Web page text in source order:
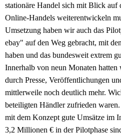
stationäre Handel sich mit Blick auf
Online-Handels weiterentwickeln
Umsetzung haben wir auch das
ebay" auf den Weg gebracht, mit
haben und das bundesweit extrem
Innerhalb von neun Monaten
durch Presse, Veröffentlichungen
mittlerweile noch deutlich mehr.
beteiligten Händler zufrieden
mit dem Konzept gute Umsätze im
3,2 Millionen € in der Pilotphase